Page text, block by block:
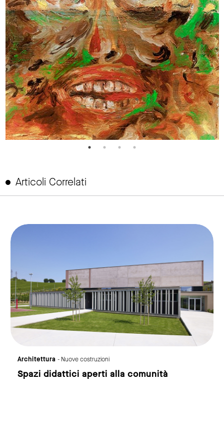
Articoli Correlati
Architettura - Nuove costruzioni
Spazi didattici aperti alla comunità